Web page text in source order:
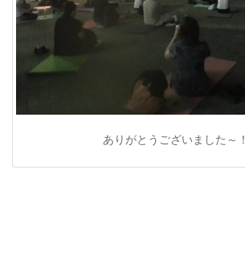
ありがとうございました～！